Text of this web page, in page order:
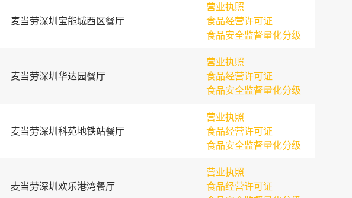
麦当劳深圳宝能城西区餐厅
营业执照
食品经营许可证
食品安全监督量化分级
麦当劳深圳华达园餐厅
营业执照
食品经营许可证
食品安全监督量化分级
麦当劳深圳科苑地铁站餐厅
营业执照
食品经营许可证
食品安全监督量化分级
麦当劳深圳欢乐港湾餐厅
营业执照
食品经营许可证